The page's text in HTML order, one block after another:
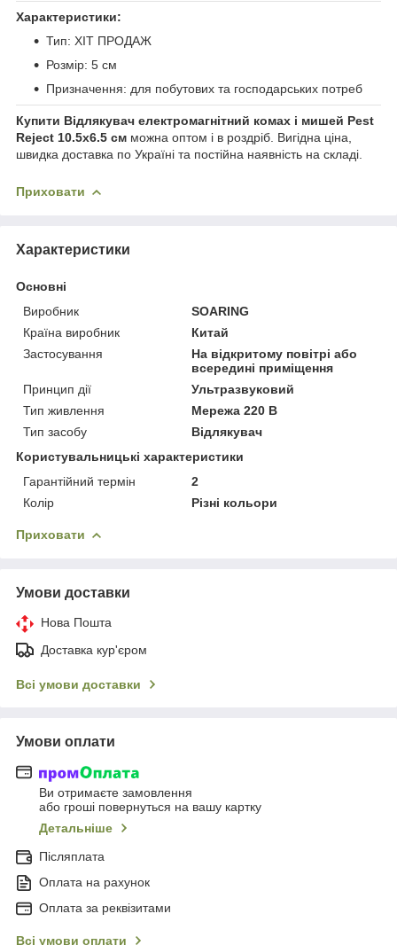
Характеристики:
Тип: ХІТ ПРОДАЖ
Розмір: 5 см
Призначення: для побутових та господарських потреб
Купити Відлякувач електромагнітний комах і мишей Pest
Reject 10.5х6.5 см можна оптом і в роздріб. Вигідна ціна,
швидка доставка по Україні та постійна наявність на складі.
Приховати
Характеристики
Основні
Виробник
SOARING
Країна виробник
Китай
Застосування
На відкритому повітрі або
всередині приміщення
Принцип дії
Ультразвуковий
Тип живлення
Мережа 220 В
Тип засобу
Відлякувач
Користувальницькі характеристики
Гарантійний термін
2
Колір
Різні кольори
Приховати
Умови доставки
Нова Пошта
Доставка кур'єром
Всі умови доставки
Умови оплати
Ви отримаєте замовлення
або гроші повернуться на вашу картку
Детальніше
Післяплата
Оплата на рахунок
Оплата за реквізитами
Всі умови оплати